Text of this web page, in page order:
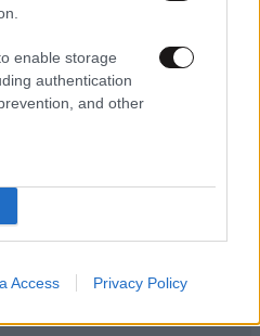
enable storage
authentication
and other
Access Privacy Policy
Σέρρες:
φως στα αίτια της
προσοχής,